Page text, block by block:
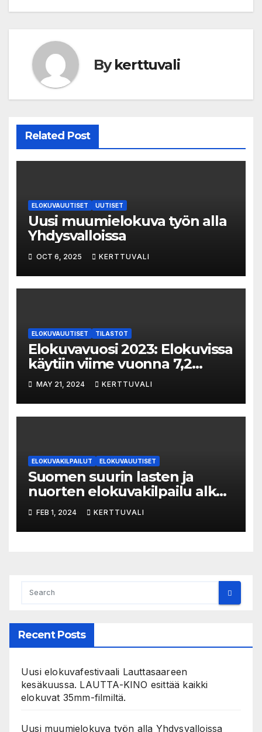
Bykerttuvali
Related Post
ELOKUVAUUTISET UUTISET
Uusi muumielokuva työn alla
Yhdysvalloissa
OCT 6, 2025 KERTTUVALI
ELOKUVAUUTISET TILASTOT
Elokuvavuosi 2023: Elokuvissa
käytiin viime vuonna 7,2
miljoonaa kertaa ympäri
Suomen
MAY 21, 2024 KERTTUVALI
ELOKUVAKILPAILUT ELOKUVAUUTISET
Suomen suurin lasten ja
nuorten elokuvakilpailu alkaa
– suojelijana Aki Kaurismäki
FEB 1, 2024 KERTTUVALI
Recent Posts
Uusi elokuvafestivaali Lauttasaareen
kesäkuussa. LAUTTA-KINO esittää kaikki
elokuvat 35mm-filmiltä.
Uusi muumielokuva työn alla Yhdysvalloissa